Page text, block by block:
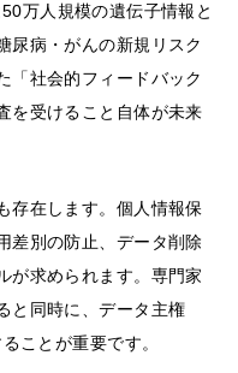
万人規模の遺伝子情報と
尿病・がんの新規リスク
「社会的フィードバック
を受けること自体が未来
存在します。個人情報保
差別の防止、データ削除
が求められます。専門家
と同時に、データ主権
ことが重要です。